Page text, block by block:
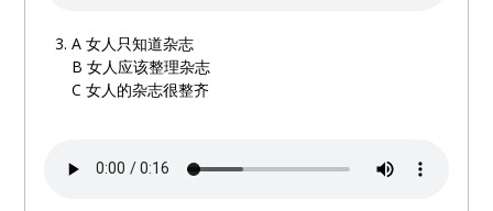
A 女人只知道杂志
B 女人应该整理杂志
C 女人的杂志很整齐